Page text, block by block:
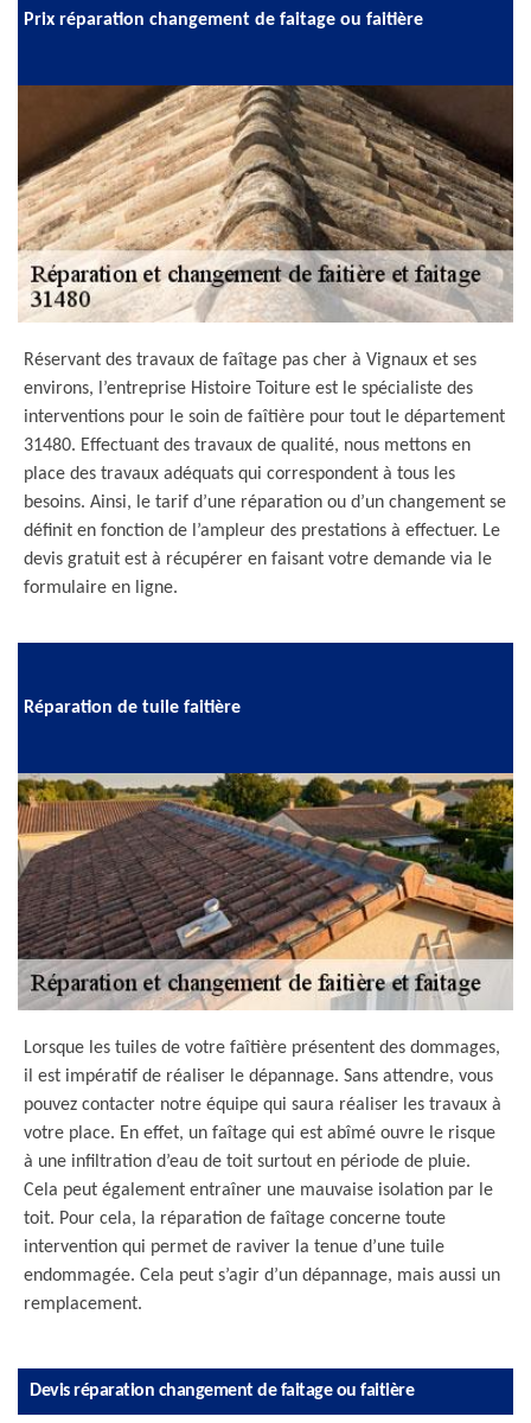
Prix réparation changement de faitage ou faitière
Réservant des travaux de faîtage pas cher à Vignaux et ses
environs, l’entreprise Histoire Toiture est le spécialiste des
interventions pour le soin de faîtière pour tout le département
31480. Effectuant des travaux de qualité, nous mettons en
place des travaux adéquats qui correspondent à tous les
besoins. Ainsi, le tarif d’une réparation ou d’un changement se
définit en fonction de l’ampleur des prestations à effectuer. Le
devis gratuit est à récupérer en faisant votre demande via le
formulaire en ligne.
Réparation de tuile faitière
Lorsque les tuiles de votre faîtière présentent des dommages,
il est impératif de réaliser le dépannage. Sans attendre, vous
pouvez contacter notre équipe qui saura réaliser les travaux à
votre place. En effet, un faîtage qui est abîmé ouvre le risque
à une infiltration d’eau de toit surtout en période de pluie.
Cela peut également entraîner une mauvaise isolation par le
toit. Pour cela, la réparation de faîtage concerne toute
intervention qui permet de raviver la tenue d’une tuile
endommagée. Cela peut s’agir d’un dépannage, mais aussi un
remplacement.
Devis réparation changement de faitage ou faitière